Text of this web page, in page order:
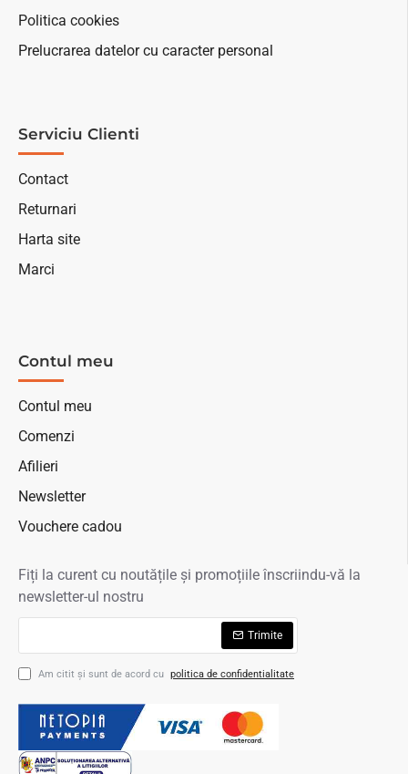
Politica cookies
Prelucrarea datelor cu caracter personal
Serviciu Clienti
Contact
Returnari
Harta site
Marci
Contul meu
Contul meu
Comenzi
Afilieri
Newsletter
Vouchere cadou
Fiți la curent cu noutățile și promoțiile înscriindu-vă la
newsletter-ul nostru
Trimite
Am citit şi sunt de acord cu politica de confidentialitate